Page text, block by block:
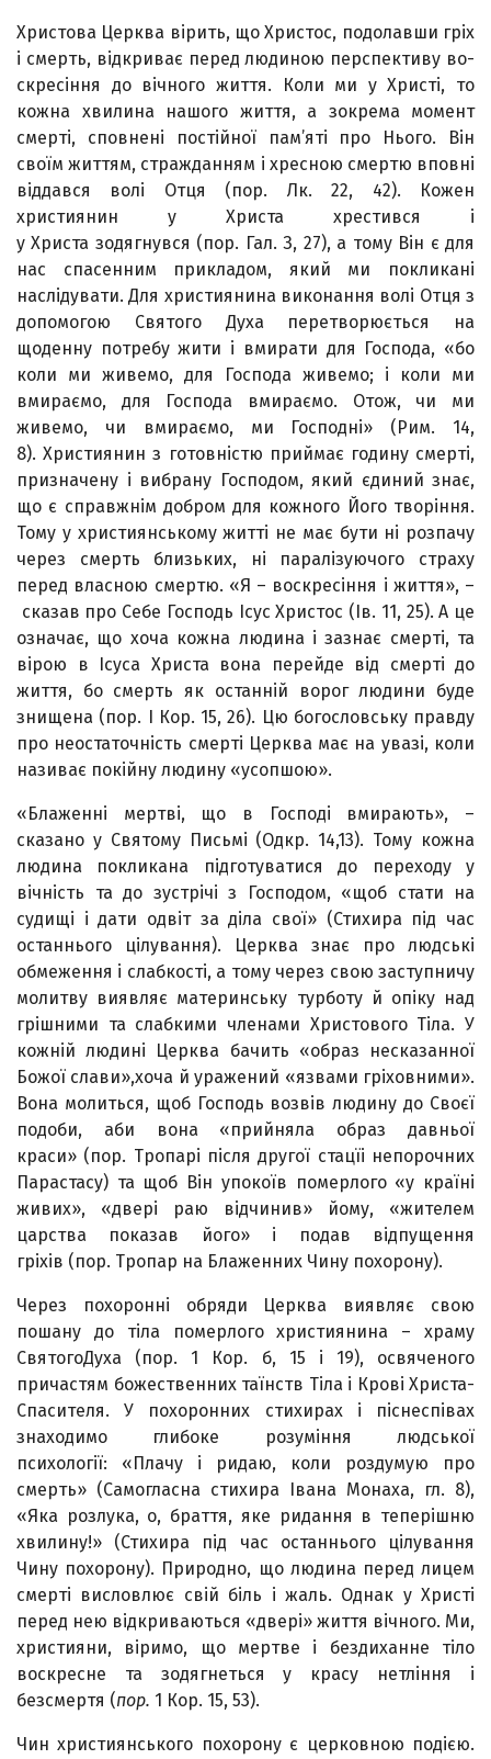
Христова Церква вірить, що Христос, подолавши гріх
і смерть, відкриває перед людиною перспективу во­
скресіння до вічного життя. Коли ми у Христі, то
кожна хвилина нашого життя, а зокрема момент
смерті, сповнені постійної пам’яті про Нього. Він
своїм життям, стражданням і хресною смертю вповні
віддався волі Отця (пор. Лк. 22, 42). Кожен
християнин у Христа хрестився і
у Христа зодягнувся (пор. Гал. З, 27), а тому Він є для
нас спасен­ним прикладом, який ми покликані
наслідувати. Для християнина виконання волі Отця з
допомогою Святого Духа перетворюється на
щоденну потребу жити і вмирати для Господа, «бо
коли ми живемо, для Господа живемо; і коли ми
вмираємо, для Господа вмираємо. Отож, чи ми
живемо, чи вмираємо, ми Господні» (Рим. 14,
8). Християнин з готовністю приймає годину смерті,
призначену і вибрану Господом, який єдиний знає,
що є справжнім добром для кожного Його творіння.
Тому у християнському житті не має бути ні розпачу
через смерть близьких, ні паралізуючо­го страху
перед власною смертю. «Я – воскресіння і життя», –
сказав про Себе Господь Ісус Христос (Ів. 11, 25). А це
означає, що хоча кожна людина і зазнає смерті, та
вірою в Ісуса Христа вона перейде від смерті до
життя, бо смерть як останній ворог людини буде
знищена (пор. І Кор. 15, 26). Цю богословську правду
про неостаточність смерті Церква має на увазі, коли
називає покійну людину «усопшою».
«Блаженні мертві, що в Господі вмирають», –
сказано у Святому Письмі (Одкр. 14,13). Тому кожна
людина покликана підготуватися до переходу у
вічність та до зустрічі з Господом, «щоб стати на
судищі і дати одвіт за діла свої» (Стихира під час
останнього цілування). Церква знає про людські
обмеження і слабкості, а тому через свою заступничу
молитву виявляє материнську турботу й опіку над
грішними та слабкими членами Христового Тіла. У
кожній людині Церква бачить «образ несказанної
Божої слави»,хоча й уражений «язвами гріховними».
Вона молиться, щоб Господь возвів людину до Своєї
подоби, аби вона «прийняла образ давньої
краси» (пор. Тропарі після другої стацїі непорочних
Парастасу) та щоб Він упокоїв померлого «у країні
живих», «двері раю відчинив» йому, «жителем
царства показав його» і подав відпущення
гріхів (пор. Тропар на Блаженних Чину по­хорону).
Через похоронні обряди Церква виявляє свою
пошану до тіла померлого християнина – храму
СвятогоДуха (пор. 1 Кор. б, 15 і 19), освяченого
причастям божественних таїнств Тіла і Крові Христа-
Спасителя. У похо­ронних стихирах і піснеспівах
знаходимо глибоке розуміння людської
психології: «Плачу і ридаю, коли роздумую про
смерть» (Самогласна стихира Івана Монаха, гл. 8),
«Яка розлука, о, браття, яке ридання в теперішню
хвилину!» (Стихира під час останнього цілування
Чину похорону). Природно, що людина перед лицем
смерті висловлює свій біль і жаль. Однак у Христі
перед нею відкриваються «двері» життя вічного. Ми,
християни, віримо, що мертве і бездиханне тіло
воскресне та зодягнеться у красу нетління і
безсмертя (пор. 1 Кор. 15, 53).
Чин християнського похорону є церковною подією.